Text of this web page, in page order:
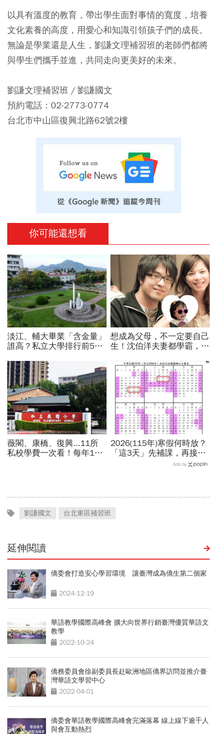
以具有溫度的教育，帶出學生面對事情的寬度，培養
文化素養的高度，用愛心和知識引領孩子們的成長。
無論是學業還是人生，劉謙文理補習班的老師們都將
與學生們攜手並進，共同走向更美好的未來。
劉謙文理補習班 / 劉謙國文
預約電話：02-2773-0774
台北市中山區復興北路62號2樓
你可能還想看
淡江、輔大畢業「含金量」
誰高？私立大學排行前5名
友撐腰：千家企業等搶人
想成為父母，不一定要自己
生！沈伯洋夫妻都學霸，歷
緣關係，但我們彼此相愛
薇閣、康橋、復興...11所
私校學費一次看！每年100
2026(115年)寒假何時放？
「這3天」先補課，再接過
年春節連放！寒假行事曆、
Ads by
劉謙國文 台北東區補習班
延伸閱讀
僑委會打造安心學習環境 讓臺灣成為僑生第二個家
2024-12-19
華語教學國際高峰會 擴大向世界行銷臺灣優質華語文
教學
2022-10-24
僑務委員會徐副委員長赴歐洲地區僑界訪問並推介臺
灣華語文學習中心
2022-04-01
僑委會華語教學國際高峰會完滿落幕 線上線下逾千人
與會互動熱烈